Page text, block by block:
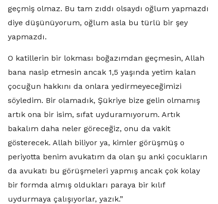
geçmiş olmaz. Bu tam zıddı olsaydı oğlum yapmazdı
diye düşünüyorum, oğlum asla bu türlü bir şey
yapmazdı.
O katillerin bir lokması boğazımdan geçmesin, Allah
bana nasip etmesin ancak 1,5 yaşında yetim kalan
çocuğun hakkını da onlara yedirmeyeceğimizi
söyledim. Bir olamadık, Şükriye bize gelin olmamış
artık ona bir isim, sıfat uyduramıyorum. Artık
bakalım daha neler göreceğiz, onu da vakit
gösterecek. Allah biliyor ya, kimler görüşmüş o
periyotta benim avukatım da olan şu anki çocukların
da avukatı bu görüşmeleri yapmış ancak çok kolay
bir formda almış oldukları paraya bir kılıf
uydurmaya çalışıyorlar, yazık.”